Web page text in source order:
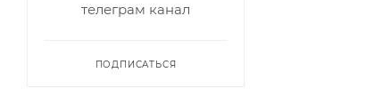
телеграм канал
ПОДПИСАТЬСЯ